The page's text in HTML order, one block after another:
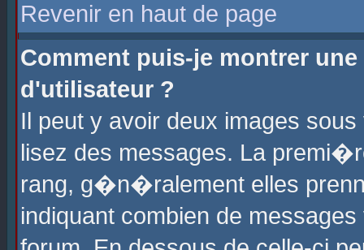
Revenir en haut de page
Comment puis-je montrer
d'utilisateur ?
Il peut y avoir deux images
lisez des messages. La
rang, g�n�ralement elles
indiquant combien de